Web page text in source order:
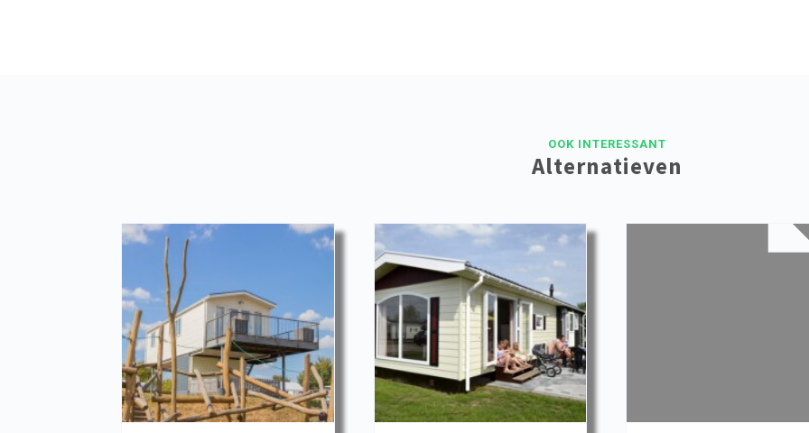
OOK INTERESSANT
Alternatieven